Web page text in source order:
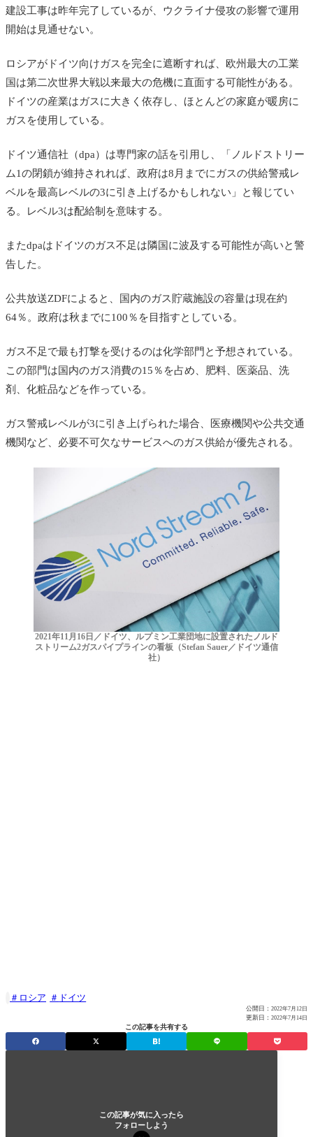
建設工事は昨年完了しているが、ウクライナ侵攻の影響で運用
開始は見通せない。
ロシアがドイツ向けガスを完全に遮断すれば、欧州最大の工業
国は第二次世界大戦以来最大の危機に直面する可能性がある。
ドイツの産業はガスに大きく依存し、ほとんどの家庭が暖房に
ガスを使用している。
ドイツ通信社（dpa）は専門家の話を引用し、「ノルドストリー
ム1の閉鎖が維持されれば、政府は8月までに ガスの供給警戒レ
ベルを最高レベルの3に引き上げるかもしれない」と報じてい
る。レベル3は配給制を意味する。
またdpaはドイツのガス不足は隣国に波及する可能性が高いと警
告した。
公共放送ZDFによると、国内のガス貯蔵施設の容量は現在約
64％。政府は秋までに100％を目指すとしている。
ガス不足で最も打撃を受けるのは化学部門と予想されている。
この部門は国内のガス消費の15％を占め、肥料、医薬品、洗
剤、化粧品などを作っている。
ガス警戒レベルが3に引き上げられた場合、医療機関や公共交通
機関など、必要不可欠なサービスへのガス供給が優先される。
2021年11月16日／ドイツ、ルプミン工業団地に設置されたノルド
ストリーム2ガスパイプラインの看板（Stefan Sauer／ドイツ通信
社）
ロシア ドイツ
公開日： 2022年7月12日
更新日： 2022年7月14日
この記事を共有する
この記事が気に入ったら
フォローしよう